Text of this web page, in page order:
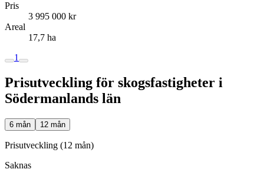
Pris
3 995 000 kr
Areal
17,7 ha
1
Prisutveckling för skogsfastigheter i
Södermanlands län
6 mån 12 mån
Prisutveckling (12 mån)
Saknas